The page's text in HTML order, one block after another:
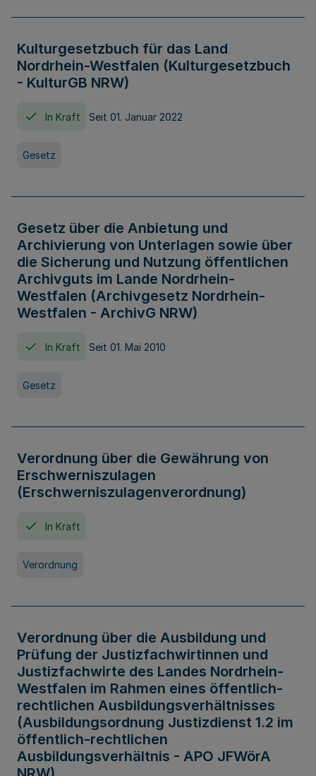
Kulturgesetzbuch für das Land
Nordrhein-Westfalen (Kulturgesetzbuch
- KulturGB NRW)
In Kraft Seit 01. Januar 2022
Gesetz
Gesetz über die Anbietung und
Archivierung von Unterlagen sowie über
die Sicherung und Nutzung öffentlichen
Archivguts im Lande Nordrhein-
Westfalen (Archivgesetz Nordrhein-
Westfalen - ArchivG NRW)
In Kraft Seit 01. Mai 2010
Gesetz
Verordnung über die Gewährung von
Erschwerniszulagen
(Erschwerniszulagenverordnung)
In Kraft
Verordnung
Verordnung über die Ausbildung und
Prüfung der Justizfachwirtinnen und
Justizfachwirte des Landes Nordrhein-
Westfalen im Rahmen eines öffentlich-
rechtlichen Ausbildungsverhältnisses
(Ausbildungsordnung Justizdienst 1.2 im
öffentlich-rechtlichen
Ausbildungsverhältnis - APO JFWörA